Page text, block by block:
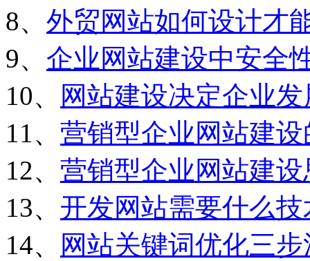
8、 外贸网站如何设计才
9、 企业网站建设中安全
10、
网站建设决定企业
11、 营销型企业网站建
12、 营销型企业网站建设
13、 开发网站需要什么技
14、
网站关键词优化三步